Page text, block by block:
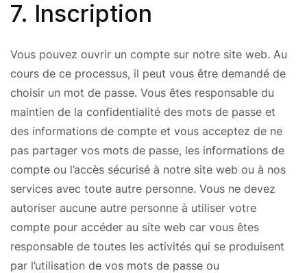
7. Inscription
Vous pouvez ouvrir un compte sur notre site web. Au
cours de ce processus, il peut vous être demandé de
choisir un mot de passe. Vous êtes responsable du
maintien de la confidentialité des mots de passe et
des informations de compte et vous acceptez de ne
pas partager vos mots de passe, les informations de
compte ou l’accès sécurisé à notre site web ou à nos
services avec toute autre personne. Vous ne devez
autoriser aucune autre personne à utiliser votre
compte pour accéder au site web car vous êtes
responsable de toutes les activités qui se produisent
par l’utilisation de vos mots de passe ou